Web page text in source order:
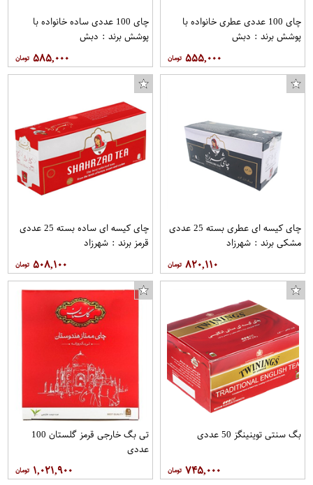
چای 100 عددی عطری خانواده با
پوشش برند : دبش
۵۵۵,۰۰۰
چای 100 عددی ساده خانواده با
پوشش برند : دبش
۵۸۵,۰۰۰
چای کیسه ای عطری بسته 25 عددی
مشکی برند : شهرزاد
۸۲۰,۱۱۰
چای کیسه ای ساده بسته 25 عددی
قرمز برند : شهرزاد
۵۰۸,۱۰۰
بگ سنتی توینینگز 50 عددی
۷۴۵,۰۰۰
تی بگ خارجی قرمز گلستان 100
عددی
۱,۰۲۱,۹۰۰